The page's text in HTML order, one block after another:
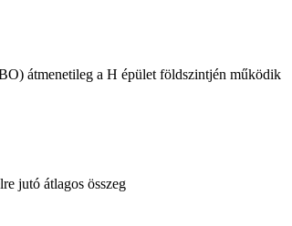
átmenetileg a H épület földszintjén működik
jutó átlagos összeg